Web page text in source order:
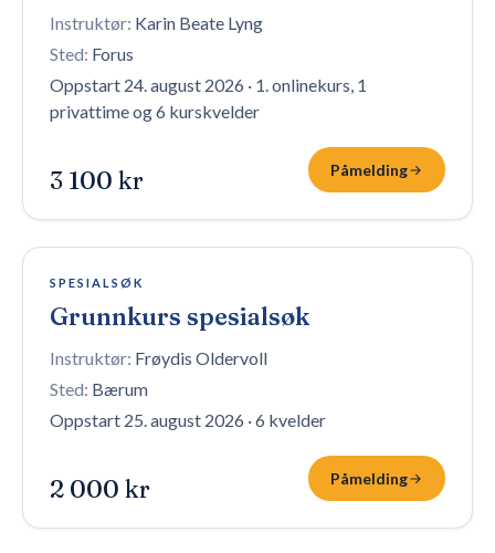
Instruktør: Karin Beate Lyng
Sted: Forus
Oppstart 24. august 2026 · 1. onlinekurs, 1
privattime og 6 kurskvelder
3 100 kr Påmelding
1 plass igjen
SPESIALSØK
Grunnkurs spesialsøk
Instruktør: Frøydis Oldervoll
Sted: Bærum
Oppstart 25. august 2026 ·6 kvelder
2 000 kr Påmelding